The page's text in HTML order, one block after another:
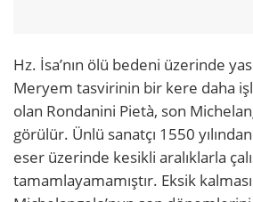
Hz. İsa’nın ölü bedeni üzerinde
Meryem tasvirinin bir kere daha
olan Rondanini Pietà, son
görülür. Ünlü sanatçı 1550
eser üzerinde kesikli aralıklarla
tamamlayamamıştır. Eksik